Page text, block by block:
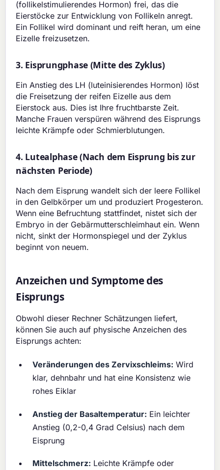
(follikelstimulierendes Hormon) frei, das die
Eierstöcke zur Entwicklung von Follikeln anregt.
Ein Follikel wird dominant und reift heran, um eine
Eizelle freizusetzen.
3. Eisprungphase (Mitte des Zyklus)
Ein Anstieg des LH (luteinisierendes Hormon) löst
die Freisetzung der reifen Eizelle aus dem
Eierstock aus. Dies ist Ihre fruchtbarste Zeit.
Manche Frauen verspüren während des Eisprungs
leichte Krämpfe oder Schmierblutungen.
4. Lutealphase (Nach dem Eisprung bis zur
nächsten Periode)
Nach dem Eisprung wandelt sich der leere Follikel
in den Gelbkörper um und produziert Progesteron.
Wenn eine Befruchtung stattfindet, nistet sich der
Embryo in der Gebärmutterschleimhaut ein. Wenn
nicht, sinkt der Hormonspiegel und der Zyklus
beginnt von neuem.
Anzeichen und Symptome des
Eisprungs
Obwohl dieser Rechner Schätzungen liefert,
können Sie auch auf physische Anzeichen des
Eisprungs achten:
Veränderungen des Zervixschleims: Wird
klar, dehnbahr und hat eine Konsistenz wie
rohes Eiklar
Anstieg der Basaltemperatur: Ein leichter
Anstieg (0,2-0,4 Grad Celsius) nach dem
Eisprung
Mittelschmerz: Leichte Krämpfe oder